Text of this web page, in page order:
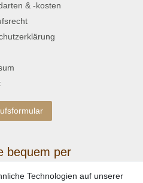
& -kosten
bequem per
Technologien auf unserer